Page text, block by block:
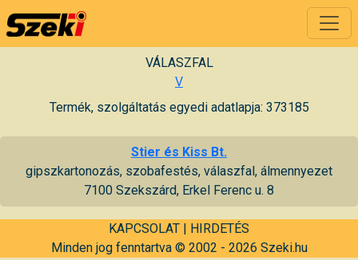
VÁLASZFAL
V
Termék, szolgáltatás egyedi adatlapja: 373185
Stier és Kiss Bt.
gipszkartonozás, szobafestés, válaszfal, álmennyezet
7100 Szekszárd, Erkel Ferenc u. 8
KAPCSOLAT | HIRDETÉS
Minden jog fenntartva © 2002 - 2026 Szeki.hu